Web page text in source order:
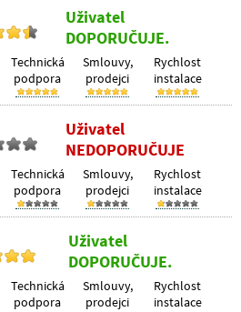
Uživatel
DOPORUČUJE.
Technická
podpora
Smlouvy,
prodejci
Rychlost
instalace
Uživatel
NEDOPORUČUJE
Technická
podpora
Smlouvy,
prodejci
Rychlost
instalace
Uživatel
DOPORUČUJE.
Technická
podpora
Smlouvy,
prodejci
Rychlost
instalace